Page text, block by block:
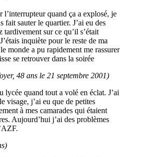
l’interrupteur quand ça a explosé, je
fait sauter le quartier. J’ai eu des
tardivement sur ce qu’il s’était
inquiète pour le reste de ma
monde a pu rapidement me rassurer
se retrouver dans la soirée
48 ans le 21 septembre 2001)
lycée quand tout a volé en éclat. J’ai
visage, j’ai eu que de petites
à mes camarades qui étaient
Aujourd’hui j’ai des problèmes